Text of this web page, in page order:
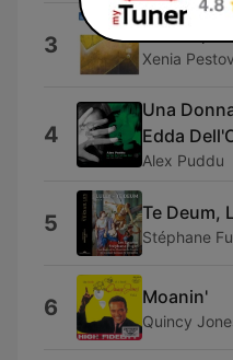
3 Mantra,
Xenia
4
Una
Edda
Alex Puddu
5 Te Deum,
Stéphane
6 Moanin'
Quincy